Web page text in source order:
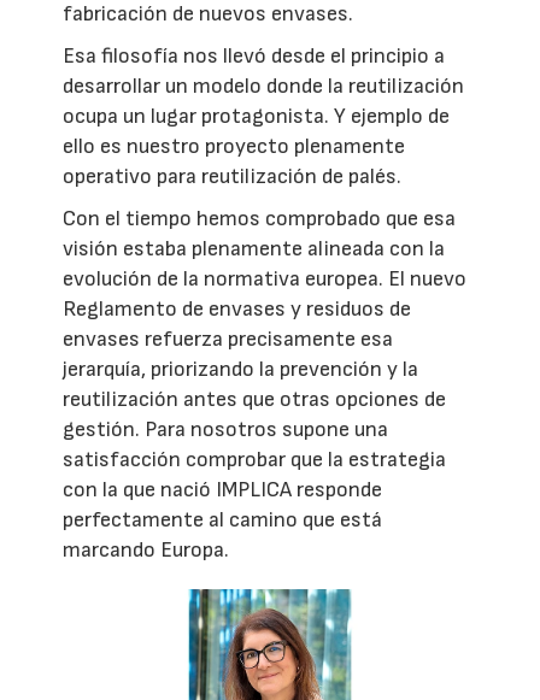
fabricación de nuevos envases.
Esa filosofía nos llevó desde el principio a
desarrollar un modelo donde la reutilización
ocupa un lugar protagonista. Y ejemplo de
ello es nuestro proyecto plenamente
operativo para reutilización de palés.
Con el tiempo hemos comprobado que esa
visión estaba plenamente alineada con la
evolución de la normativa europea. El nuevo
Reglamento de envases y residuos de
envases refuerza precisamente esa
jerarquía, priorizando la prevención y la
reutilización antes que otras opciones de
gestión. Para nosotros supone una
satisfacción comprobar que la estrategia
con la que nació IMPLICA responde
perfectamente al camino que está
marcando Europa.